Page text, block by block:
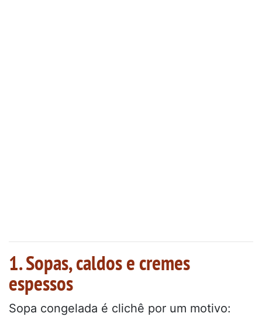
1. Sopas, caldos e cremes
espessos
Sopa congelada é clichê por um motivo: